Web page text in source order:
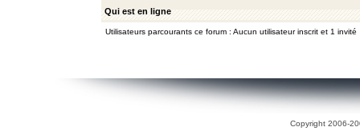
Qui est en ligne
Utilisateurs parcourants ce forum : Aucun utilisateur inscrit et 1 invité
Copyright 2006-